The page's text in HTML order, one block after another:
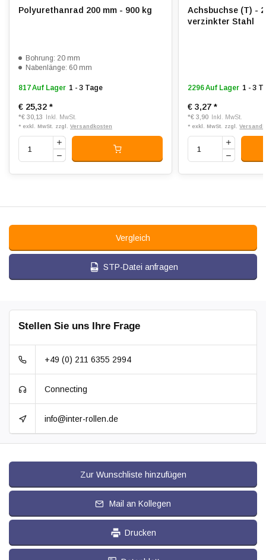
Polyurethanrad 200 mm - 900 kg
Bohrung: 20 mm
Nabenlänge: 60 mm
817 Auf Lager 1 - 3 Tage
€ 25,32 *
*€ 30,13 Inkl. MwSt.
* exkl. MwSt. zzgl. Versandkosten
Achsbuchse (T) -
verzinkter Stahl
2296 Auf Lager 1 - 3
€ 3,27*
*€ 3,90 Inkl. MwSt.
* exkl. MwSt. zzgl.
Vergleich
STP-Datei anfragen
Stellen Sie uns Ihre Frage
+49 (0) 211 6355 2994
Connecting
info@inter-rollen.de
Zur Wunschliste hinzufügen
Mail an Kollegen
Drucken